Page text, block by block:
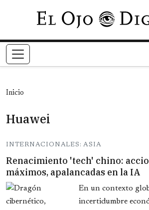
Pasar al
Inicio
Huawei
INTERNACIONALES: ASIA
Renacimiento 'tech' chino:
máximos, apalancadas en la IA
En un contexto
incertidumbre